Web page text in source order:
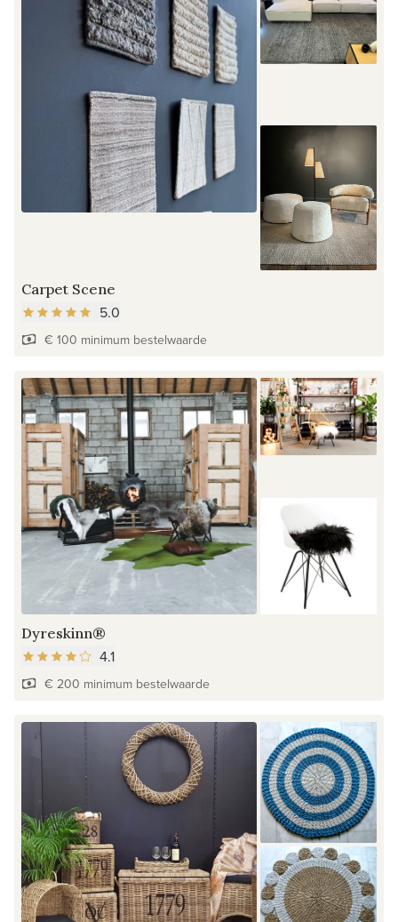
Carpet Scene
5.0
€ 100 minimum bestelwaarde
Dyreskinn®
4.1
€ 200 minimum bestelwaarde